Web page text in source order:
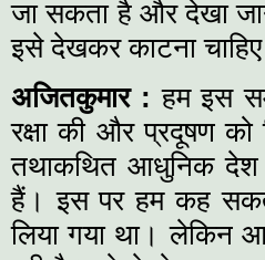
जा सकता है और देखा
इसे देखकर काटना
अजितकुमार : हम इस
रक्षा की और प्रदूषण
तथाकथित आधुनिक
हैं। इस पर हम कह
लिया गया था। लेकिन